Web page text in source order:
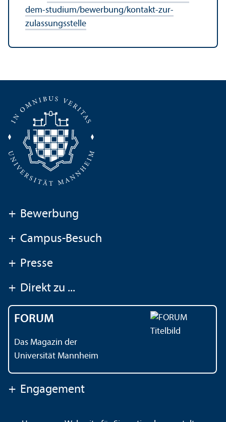
dem-studium/bewerbung/kontakt-zur-
zulassungs­stelle
+ Bewerbung
+ Campus-Besuch
+ Presse
+ Direkt zu ...
FORUM
Das Magazin der
Universität Mannheim
+ Engagement